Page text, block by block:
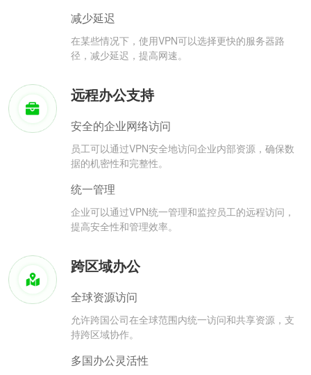
减少延迟
在某些情况下，使用VPN可以选择更快的服务器路
径，减少延迟，提高网速。
远程办公支持
安全的企业网络访问
员工可以通过VPN安全地访问企业内部资源，确保数
据的机密性和完整性。
统一管理
企业可以通过VPN统一管理和监控员工的远程访问，
提高安全性和管理效率。
跨区域办公
全球资源访问
允许跨国公司在全球范围内统一访问和共享资源，支
持跨区域协作。
多国办公灵活性